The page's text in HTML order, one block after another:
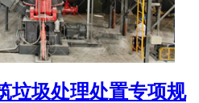
垃圾处理处置专项规